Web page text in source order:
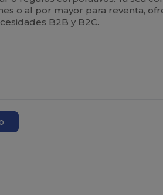
o al por mayor para reventa,
B2B y B2C.